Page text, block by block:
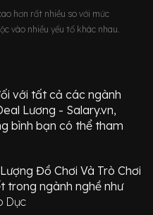
hơn rất nhiều so với mức
vào nhiều yếu tố khác nhau.
với tất cả các ngành
Lương - Salary.vn,
bình bạn có thể tham
Đồ Chơi Và Trò Chơi
trong ngành nghề như
Dục